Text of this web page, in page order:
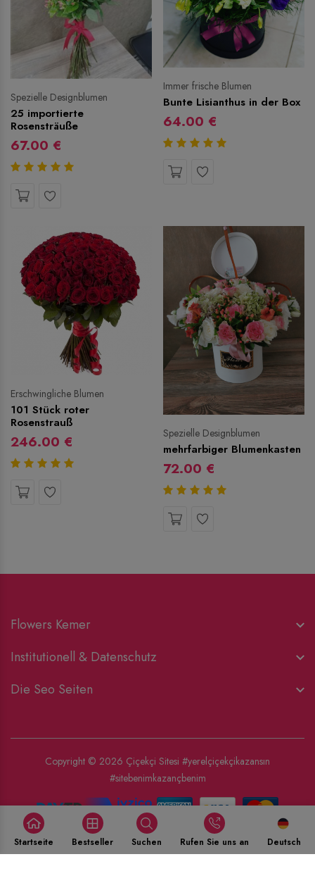
Startseite Bestseller Suchen Rufen Sie uns an Deutsch
Spezielle Designblumen
25 importierte
Rosensträuße
67.00 €
Immer frische Blumen
Bunte Lisianthus in der Box
64.00 €
Erschwingliche Blumen
101 Stück roter
Rosenstrauß
246.00 € Spezielle Designblumen
mehrfarbiger Blumenkasten
72.00 €
Flowers Kemer
Institutionell & Datenschutz
Die Seo Seiten
Copyright © 2026 Çiçekçi Sitesi #yerelçiçekçikazansın
#sitebenimkazançbenim